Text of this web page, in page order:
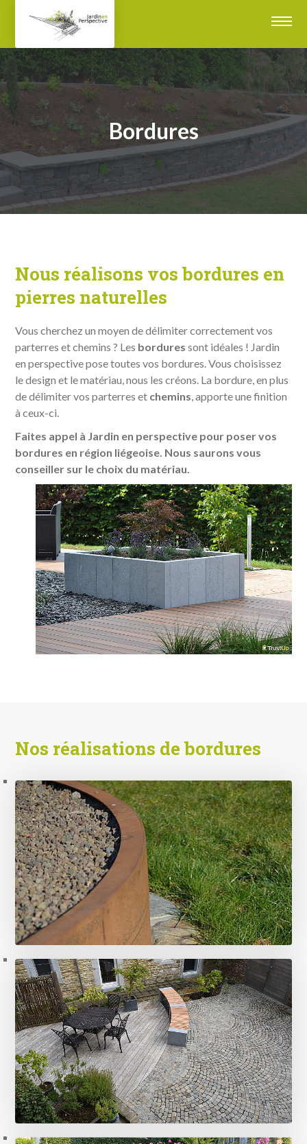
Bordures
Nous réalisons vos bordures en
pierres naturelles
Vous cherchez un moyen de délimiter correctement vos
parterres et chemins ? Les bordures sont idéales ! Jardin
en perspective pose toutes vos bordures. Vous choisissez
le design et le matériau, nous les créons. La bordure, en plus
de délimiter vos parterres et chemins, apporte une finition
à ceux-ci.
Faites appel à Jardin en perspective pour poser vos
bordures en région liégeoise. Nous saurons vous
conseiller sur le choix du matériau.
Nos réalisations de bordures
L'acier corten
8 photos